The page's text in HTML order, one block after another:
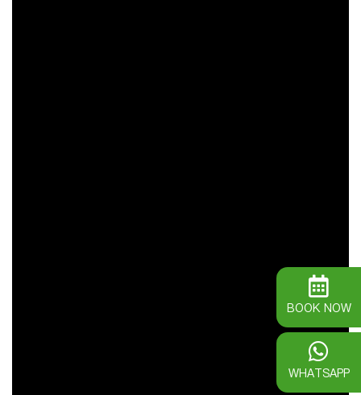
BOOK NOW
WHATSAPP